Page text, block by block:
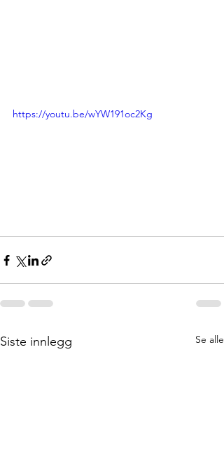
https://youtu.be/wYW191oc2Kg
Siste innlegg Se alle